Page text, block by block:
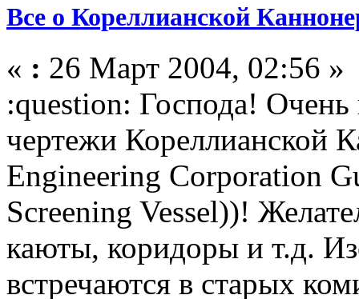
Все о Кореллианской
« : 26 Март 2004, 02:56 »
:question: Господа!
чертежи Кореллианской
Engineering Corporation
Screening Vessel))!
каюты, коридоры и т.д.
встречаются в старых